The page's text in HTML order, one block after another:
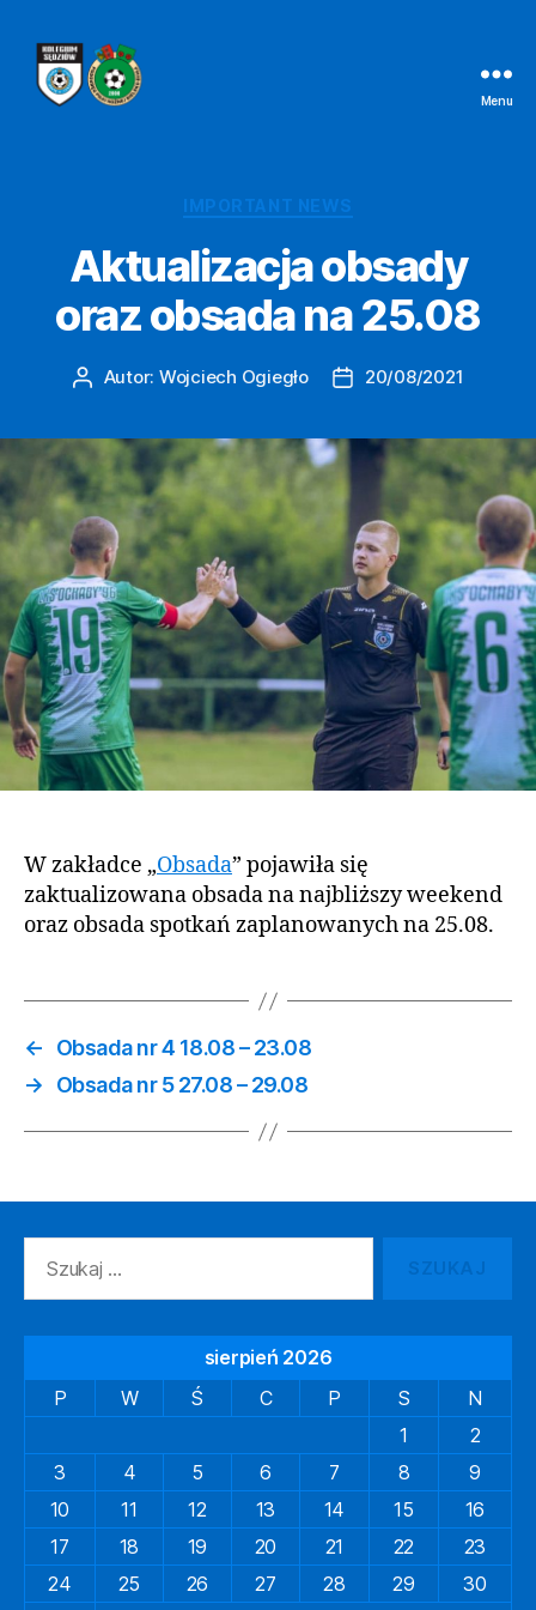
Menu
Kategorie
IMPORTANT NEWS
Aktualizacja obsady
oraz obsada na 25.08
AutorAutor: Wojciech Ogiegło
Data20/08/2021
W zakładce „Obsada” pojawiła się
zaktualizowana obsada na najbliższy weekend
oraz obsada spotkań zaplanowanych na 25.08.
←
Obsada nr 4 18.08 – 23.08
→
Obsada nr 5 27.08 – 29.08
sierpień 2026
P
W Ś C P S
N
1
2
3
4 5 6 7 8
9
10
11 12 13 14 15
16
17
18 19 20 21 22
23
24
25 26 27 28 29
30